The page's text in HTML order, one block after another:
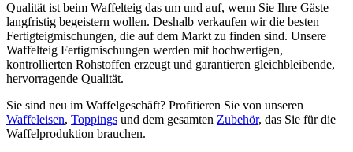
Qualität ist beim Waffelteig das um und auf, wenn Sie Ihre Gäste
langfristig begeistern wollen. Deshalb verkaufen wir die besten
Fertigteigmischungen, die auf dem Markt zu finden sind. Unsere
Waffelteig Fertigmischungen werden mit hochwertigen,
kontrollierten Rohstoffen erzeugt und garantieren gleichbleibende,
hervorragende Qualität.
Sie sind neu im Waffelgeschäft? Profitieren Sie von unseren
Waffeleisen, Toppings und dem gesamten Zubehör, das Sie für die
Waffelproduktion brauchen.